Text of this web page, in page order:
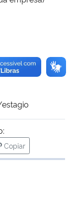
Copiar
para área de